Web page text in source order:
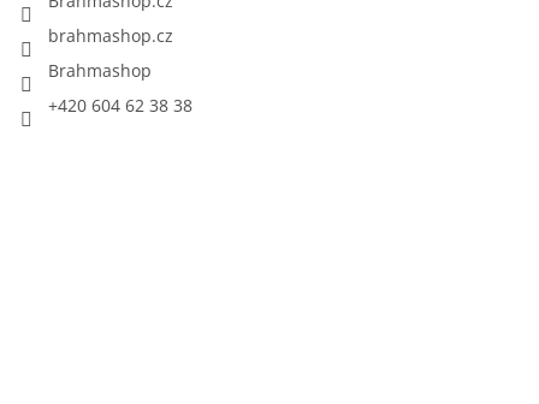
brahmashop.cz
Brahmashop
+420 604 62 38 38